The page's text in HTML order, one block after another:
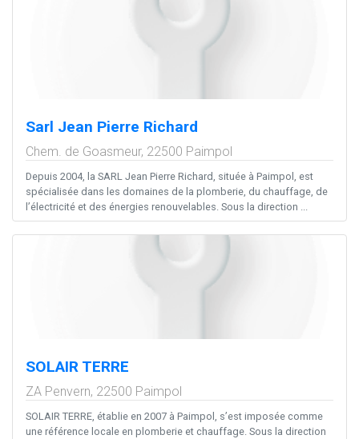
Sarl Jean Pierre Richard
Chem. de Goasmeur, 22500 Paimpol
Depuis 2004, la SARL Jean Pierre Richard, située à Paimpol, est
spécialisée dans les domaines de la plomberie, du chauffage, de
l’électricité et des énergies renouvelables. Sous la direction ...
SOLAIR TERRE
ZA Penvern, 22500 Paimpol
SOLAIR TERRE, établie en 2007 à Paimpol, s’est imposée comme
une référence locale en plomberie et chauffage. Sous la direction